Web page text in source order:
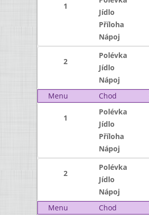
1
Jídlo
Příloha
Nápoj
2
Polévka
Jídlo
Nápoj
Menu
Chod
1
Polévka
Jídlo
Příloha
Nápoj
2
Polévka
Jídlo
Nápoj
Menu
Chod